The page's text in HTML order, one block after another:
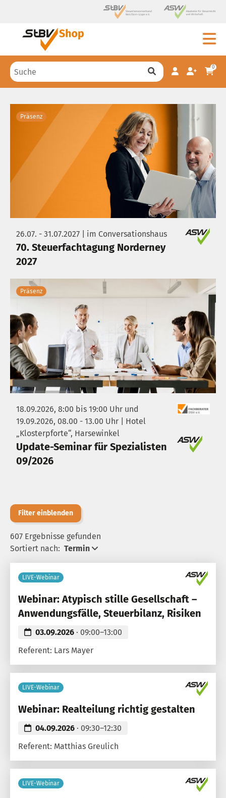
0
Präsenz
26.07. - 31.07.2027 | im Conversationshaus
70. Steuerfachtagung Norderney
2027
Präsenz
18.09.2026, 8:00 bis 19:00 Uhr und
19.09.2026, 08.00 - 13.00 Uhr | Hotel
„Klosterpforte“, Harsewinkel
Update-Seminar für Spezialisten
09/2026
Filter einblenden
607 Ergebnisse gefunden
Sortiert nach: Termin
LIVE-Webinar
Webinar: Atypisch stille Gesellschaft –
Anwendungsfälle, Steuerbilanz, Risiken
03.09.2026 · 09:00–13:00
Referent: Lars Mayer
LIVE-Webinar
Webinar: Realteilung richtig gestalten
04.09.2026 · 09:30–12:30
Referent: Matthias Greulich
LIVE-Webinar